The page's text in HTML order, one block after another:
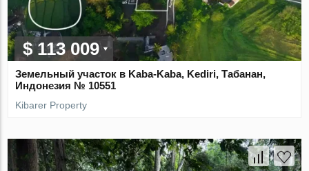
$ 113 009
Земельный участок в Kaba-Kaba, Kediri, Табанан,
Индонезия № 10551
Kibarer Property